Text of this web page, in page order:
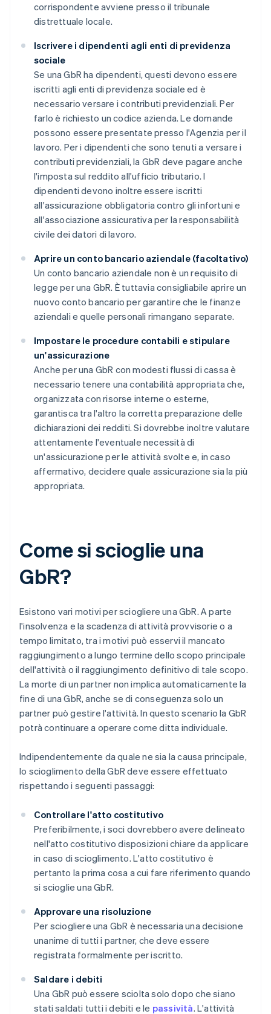
corrispondente avviene presso il tribunale
distrettuale locale.
Iscrivere i dipendenti agli enti di previdenza
sociale
Se una GbR ha dipendenti, questi devono essere
iscritti agli enti di previdenza sociale ed è
necessario versare i contributi previdenziali. Per
farlo è richiesto un codice azienda. Le domande
possono essere presentate presso l'Agenzia per il
lavoro. Per i dipendenti che sono tenuti a versare i
contributi previdenziali, la GbR deve pagare anche
l'imposta sul reddito all'ufficio tributario. I
dipendenti devono inoltre essere iscritti
all'assicurazione obbligatoria contro gli infortuni e
all'associazione assicurativa per la responsabilità
civile dei datori di lavoro.
Aprire un conto bancario aziendale (facoltativo)
Un conto bancario aziendale non è un requisito di
legge per una GbR. È tuttavia consigliabile aprire un
nuovo conto bancario per garantire che le finanze
aziendali e quelle personali rimangano separate.
Impostare le procedure contabili e stipulare
un'assicurazione
Anche per una GbR con modesti flussi di cassa è
necessario tenere una contabilità appropriata che,
organizzata con risorse interne o esterne,
garantisca tra l'altro la corretta preparazione delle
dichiarazioni dei redditi. Si dovrebbe inoltre valutare
attentamente l'eventuale necessità di
un'assicurazione per le attività svolte e, in caso
affermativo, decidere quale assicurazione sia la più
appropriata.
Come si scioglie una
GbR?
Esistono vari motivi per sciogliere una GbR. A parte
l'insolvenza e la scadenza di attività provvisorie o a
tempo limitato, tra i motivi può esservi il mancato
raggiungimento a lungo termine dello scopo principale
dell'attività o il raggiungimento definitivo di tale scopo.
La morte di un partner non implica automaticamente la
fine di una GbR, anche se di conseguenza solo un
partner può gestire l'attività. In questo scenario la GbR
potrà continuare a operare come ditta individuale.
Indipendentemente da quale ne sia la causa principale,
lo scioglimento della GbR deve essere effettuato
rispettando i seguenti passaggi:
Controllare l'atto costitutivo
Preferibilmente, i soci dovrebbero avere delineato
nell'atto costitutivo disposizioni chiare da applicare
in caso di scioglimento. L'atto costitutivo è
pertanto la prima cosa a cui fare riferimento quando
si scioglie una GbR.
Approvare una risoluzione
Per sciogliere una GbR è necessaria una decisione
unanime di tutti i partner, che deve essere
registrata formalmente per iscritto.
Saldare i debiti
Una GbR può essere sciolta solo dopo che siano
stati saldati tutti i debiti e le passività. L'attività